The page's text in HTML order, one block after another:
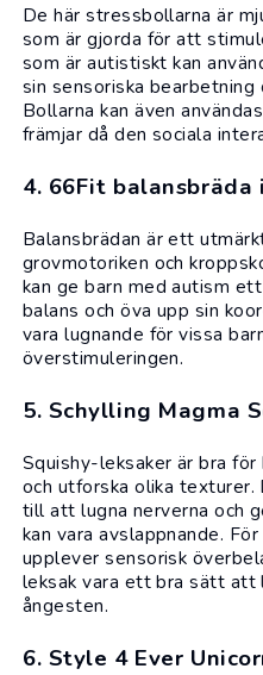
De här stressbollarna är
som är gjorda för att
som är autistiskt kan
sin sensoriska bearbetning
Bollarna kan även
främjar då den sociala
4. 66Fit balansbräda
Balansbrädan är ett
grovmotoriken och
kan ge barn med autism
balans och öva upp sin
vara lugnande för vissa
överstimuleringen.
5. Schylling Magma
Squishy-leksaker är bra
och utforska olika
till att lugna nerverna och
kan vara avslappnande.
upplever sensorisk
leksak vara ett bra sätt att
ångesten.
6. Style 4 Ever